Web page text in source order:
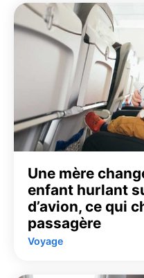
Une mère
enfant hurlant
d’avion, ce qui
passagère
Voyage